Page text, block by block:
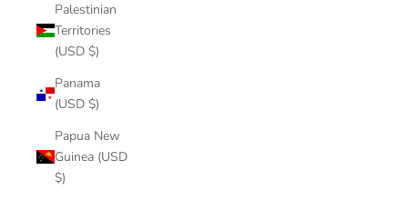
Palestinian
Territories
(USD $)
Panama
(USD $)
Papua New
Guinea (USD
$)